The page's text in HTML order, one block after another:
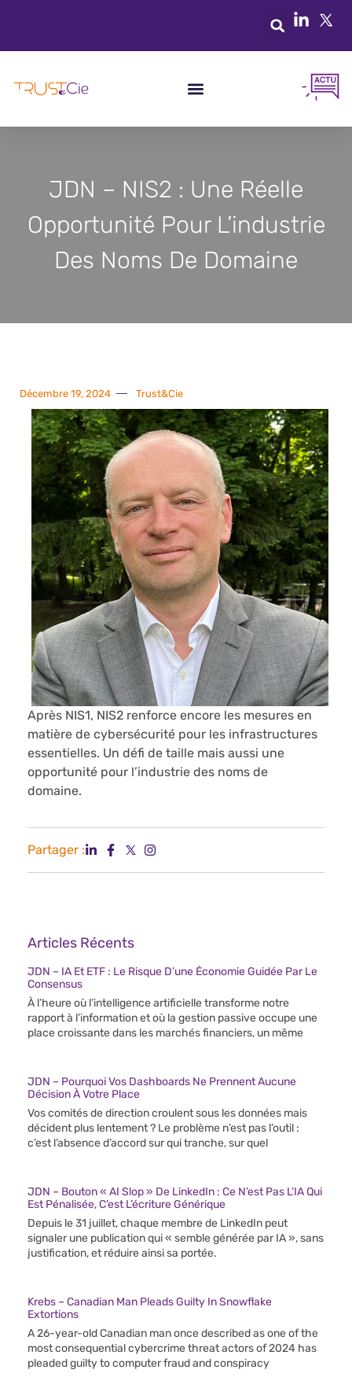
JDN – NIS2 : Une Réelle
Opportunité Pour L’industrie
Des Noms De Domaine
Décembre 19, 2024 Trust&Cie
Après NIS1, NIS2 renforce encore les mesures en
matière de cybersécurité pour les infrastructures
essentielles. Un défi de taille mais aussi une
opportunité pour l’industrie des noms de
domaine.
Partager :
Articles Récents
JDN – IA Et ETF : Le Risque D’une Économie Guidée Par Le
Consensus
À l’heure où l’intelligence artificielle transforme notre
rapport à l’information et où la gestion passive occupe une
place croissante dans les marchés financiers, un même
JDN – Pourquoi Vos Dashboards Ne Prennent Aucune
Décision À Votre Place
Vos comités de direction croulent sous les données mais
décident plus lentement ? Le problème n’est pas l’outil :
c’est l’absence d’accord sur qui tranche, sur quel
JDN – Bouton « AI Slop » De LinkedIn : Ce N’est Pas L’IA Qui
Est Pénalisée, C’est L’écriture Générique
Depuis le 31 juillet, chaque membre de LinkedIn peut
signaler une publication qui « semble générée par IA », sans
justification, et réduire ainsi sa portée.
Krebs – Canadian Man Pleads Guilty In Snowflake
Extortions
A 26-year-old Canadian man once described as one of the
most consequential cybercrime threat actors of 2024 has
pleaded guilty to computer fraud and conspiracy